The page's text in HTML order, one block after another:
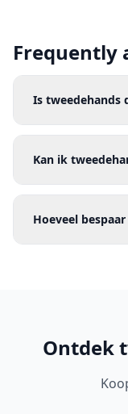
Frequently
Is tweedehands
Kan ik
Hoeveel
Ontdek